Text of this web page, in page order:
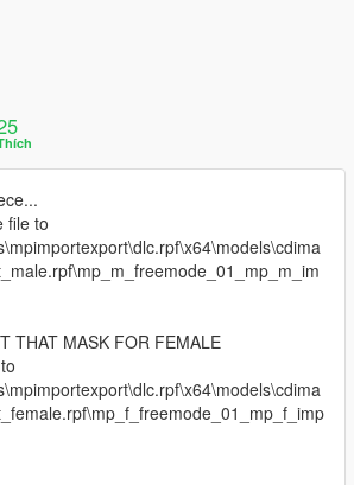
file to
THAT MASK FOR FEMALE